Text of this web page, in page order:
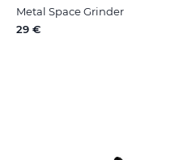
Metal Space Grinder
29 €